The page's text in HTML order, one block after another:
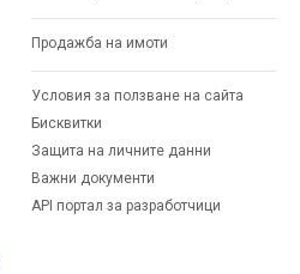
Продажба на имоти
Условия за ползване на сайта
Бисквитки
Защита на личните данни
Важни документи
API портал за разработчици